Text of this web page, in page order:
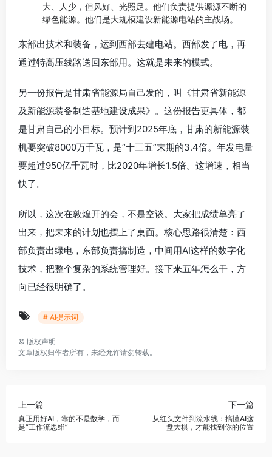
大、人少，但风好、光照足。他们负责提供源源不断的
绿色能源。他们是大规模建设新能源电站的主战场。
东部出技术和装备，运到西部去建电站。西部发了电，再
通过特高压线路送回东部用。这就是未来的模式。
另一份报告是甘肃省能源局自己发的，叫《甘肃省新能源
及新能源装备制造基地建设成果》。这份报告更具体，都
是甘肃自己的小目标。预计到2025年底，甘肃的新能源装
机要突破8000万千瓦，是“十三五”末期的3.4倍。年发电量
要超过950亿千瓦时，比2020年增长1.5倍。这增速，相当
快了。
所以，这次在敦煌开的会，不是空谈。大家把成绩单亮了
出来，把未来的计划也摆上了桌面。核心思路很清楚：西
部负责出绿电，东部负责搞制造，中间用AI这样的数字化
技术，把整个复杂的系统管理好。接下来五年怎么干，方
向已经很明确了。
# AI提示词
© 版权声明
文章版权归作者所有，未经允许请勿转载。
上一篇
真正用好AI，靠的不是数学，而
是“工作流思维”
下一篇
从红头文件到流水线：搞懂AI这
盘大棋，才能找到你的位置